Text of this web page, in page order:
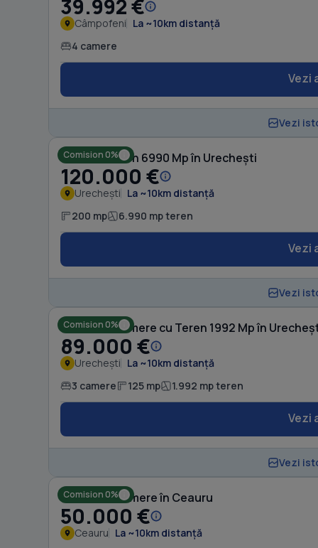
39.992 €
Câmpofeni La ~10km distanță
4 camere
Vezi
Vezi
Comision 0%
Casă cu Teren 6990 Mp în Urechești
120.000 €
Urechești La ~10km distanță
200 mp 6.990 mp teren
Vezi
Vezi
Comision 0%
Casă cu 3 camere cu Teren 1992 Mp în
89.000 €
Urechești La ~10km distanță
3 camere 125 mp 1.992 mp teren
Vezi
Vezi
Comision 0%
Casă cu 6 camere în Ceauru
50.000 €
Ceauru La ~10km distanță